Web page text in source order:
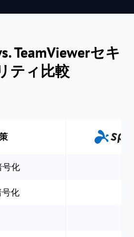
TeamViewerセキ
ティ比較
号化
号化